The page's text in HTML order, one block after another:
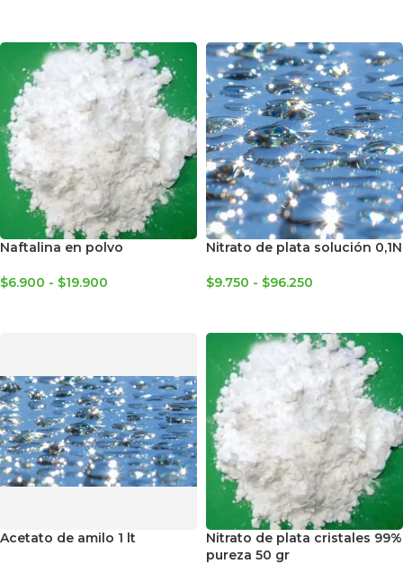
Naftalina en polvo
$6.900 - $19.900
Nitrato de plata solución 0,1N
$9.750 - $96.250
Acetato de amilo 1 lt
Nitrato de plata cristales 99%
pureza 50 gr